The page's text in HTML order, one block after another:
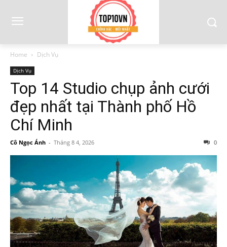
Home Dịch Vụ
Dịch Vụ
Top 14 Studio chụp ảnh cưới
đẹp nhất tại Thành phố Hồ
Chí Minh
Cô Ngọc Ánh - Tháng 8 4, 2026 0